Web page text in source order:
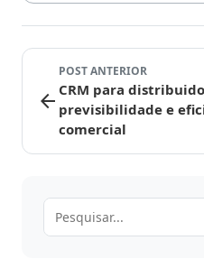
arrow_back
POST ANTERIOR
CRM para
previsibilidade e
comercial